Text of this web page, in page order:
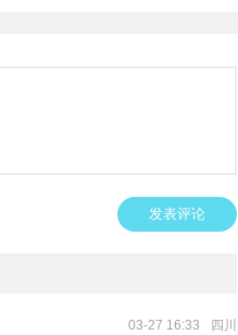
发表评论
03-27 16:33 四川